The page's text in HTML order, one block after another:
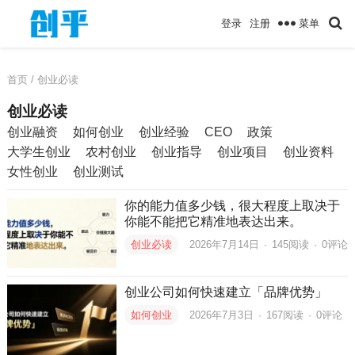
登录 注册 菜单
首页/ 创业必读
创业必读
创业融资 如何创业 创业经验 CEO
政策
大学生创业
农村创业 创业指导 创业项目
创业资料
女性创业
创业测试
你的能力值多少钱，很大程度上取决于
你能不能把它精准地表达出来。
创业必读 2026年7月14日 · 145阅读 · 0评论
创业公司如何快速建立「品牌优势」
如何创业 2026年7月3日 · 167阅读 · 0评论